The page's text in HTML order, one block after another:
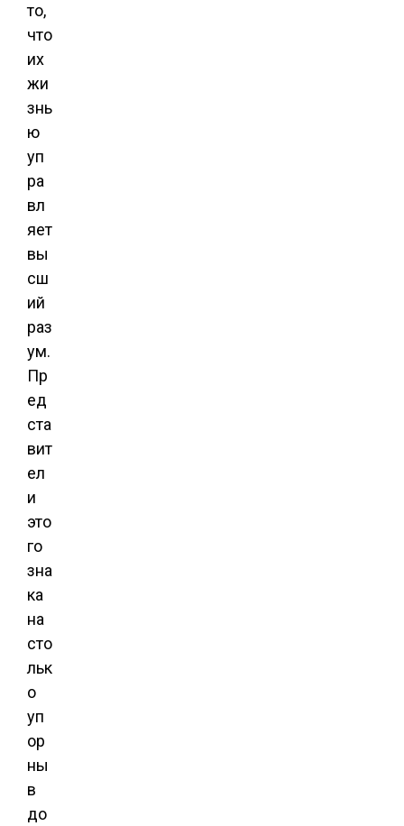
то,
что
их
жи
знь
ю
уп
ра
вл
яет
вы
сш
ий
раз
ум.
Пр
ед
ста
вит
ел
и
это
го
зна
ка
на
сто
льк
о
уп
ор
ны
в
до